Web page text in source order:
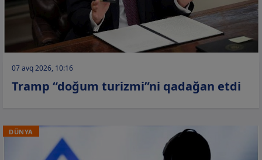
07 avq 2026, 10:16
Tramp “doğum turizmi”ni qadağan etdi
DÜNYA